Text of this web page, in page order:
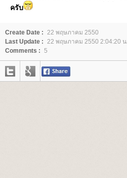
ครับ
Create Date :
22 พฤษภาคม 2550
Last Update :
22 พฤษภาคม 2550 2:04:20 น.
Comments : 5